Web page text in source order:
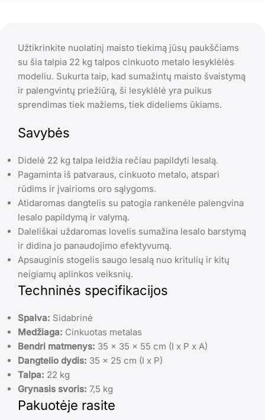
Užtikrinkite nuolatinį maisto tiekimą jūsų paukščiams
su šia talpia 22 kg talpos cinkuoto metalo lesyklėlės
modeliu. Sukurta taip, kad sumažintų maisto švaistymą
ir palengvintų priežiūrą, ši lesyklėlė yra puikus
sprendimas tiek mažiems, tiek dideliems ūkiams.
Savybės
Didelė 22 kg talpa leidžia rečiau papildyti lesalą.
Pagaminta iš patvaraus, cinkuoto metalo, atspari
rūdims ir įvairioms oro sąlygoms.
Atidaromas dangtelis su patogia rankenėle palengvina
lesalo papildymą ir valymą.
Daleliškai uždaromas lovelis sumažina lesalo barstymą
ir didina jo panaudojimo efektyvumą.
Apsauginis stogelis saugo lesalą nuo kritulių ir kitų
neigiamų aplinkos veiksnių.
Techninės specifikacijos
Spalva: Sidabrinė
Medžiaga: Cinkuotas metalas
Bendri matmenys: 35 x 35 x 55 cm (I x P x A)
Dangtelio dydis: 35 x 25 cm (I x P)
Talpa: 22 kg
Grynasis svoris: 7,5 kg
Pakuotėje rasite